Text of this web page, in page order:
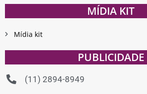
MÍDIA KIT
Mídia kit
PUBLICIDADE
(11) 2894-8949